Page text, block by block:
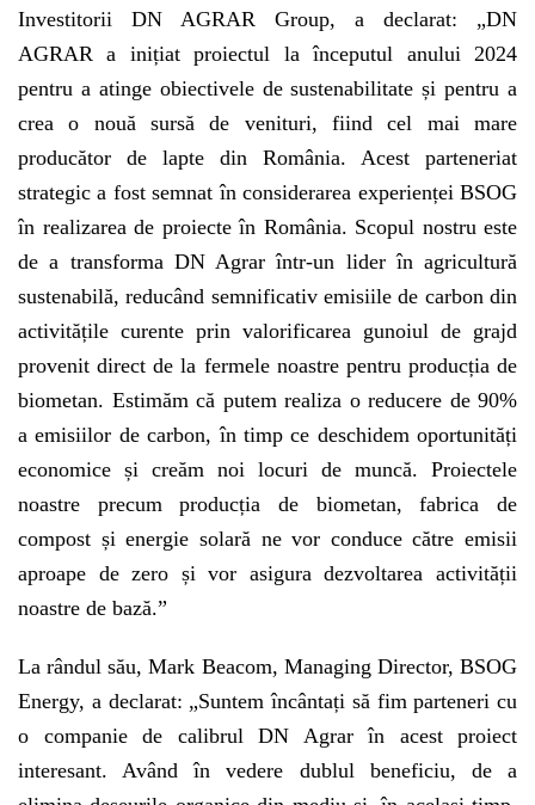
Investitorii DN AGRAR Group, a declarat: „DN
AGRAR a inițiat proiectul la începutul anului 2024
pentru a atinge obiectivele de sustenabilitate și pentru a
crea o nouă sursă de venituri, fiind cel mai mare
producător de lapte din România. Acest parteneriat
strategic a fost semnat în considerarea experienței BSOG
în realizarea de proiecte în România. Scopul nostru este
de a transforma DN Agrar într-un lider în agricultură
sustenabilă, reducând semnificativ emisiile de carbon din
activitățile curente prin valorificarea gunoiul de grajd
provenit direct de la fermele noastre pentru producția de
biometan. Estimăm că putem realiza o reducere de 90%
a emisiilor de carbon, în timp ce deschidem oportunități
economice și creăm noi locuri de muncă. Proiectele
noastre precum producția de biometan, fabrica de
compost și energie solară ne vor conduce către emisii
aproape de zero și vor asigura dezvoltarea activității
noastre de bază.”
La rândul său, Mark Beacom, Managing Director, BSOG
Energy, a declarat: „Suntem încântați să fim parteneri cu
o companie de calibrul DN Agrar în acest proiect
interesant. Având în vedere dublul beneficiu, de a